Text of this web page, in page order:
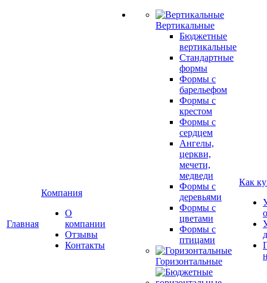
Главная
Компания
О
компании
Отзывы
Контакты
Вертикальные
Бюджетные
вертикальные
Стандартные
формы
Формы с
барельефом
Формы с
крестом
Формы с
сердцем
Ангелы,
церкви,
мечети,
медведи
Формы с
деревьями
Формы с
цветами
Формы с
птицами
Горизонтальные
Как